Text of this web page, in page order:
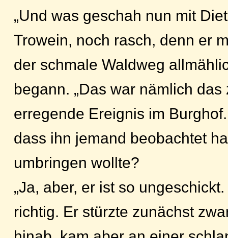
„Und was geschah nun mit
Trowein, noch rasch, denn er
der schmale Waldweg
begann. „Das war nämlich
erregende Ereignis im
dass ihn jemand beobachtet
umbringen wollte?
„Ja, aber, er ist so
richtig. Er stürzte zunächst